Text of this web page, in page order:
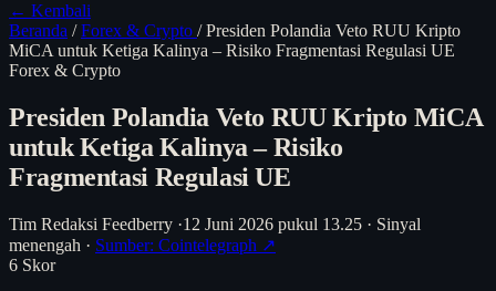
← Kembali
Beranda / Forex & Crypto / Presiden Polandia Veto RUU Kripto
MiCA untuk Ketiga Kalinya – Risiko Fragmentasi Regulasi UE
Forex & Crypto
Presiden Polandia Veto RUU Kripto MiCA
untuk Ketiga Kalinya – Risiko
Fragmentasi Regulasi UE
Tim Redaksi Feedberry ·12 Juni 2026 pukul 13.25 · Sinyal
menengah · Sumber: Cointelegraph ↗
6 Skor